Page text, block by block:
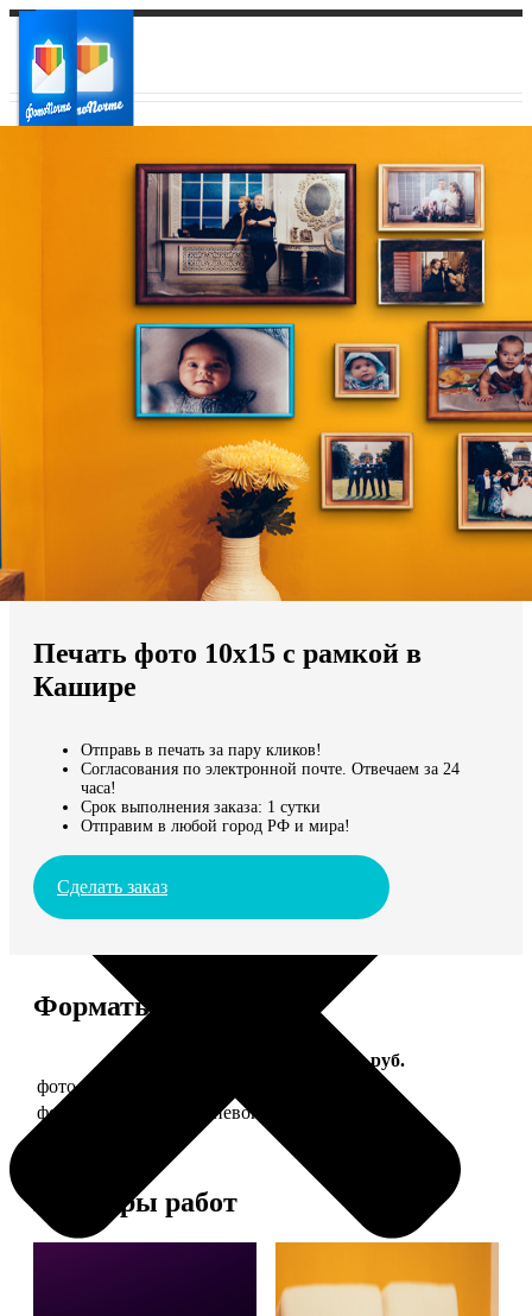
Ваш регион доставки
Выберите из списка:
Мы доставляем по всему миру
Продолжить без города
Печать фото 10х15 с рамкой в
Кашире
Отправь в печать за пару кликов!
Согласования по электронной почте. Отвечаем за 24
часа!
Срок выполнения заказа: 1 сутки
Отправим в любой город РФ и мира!
Сделать заказ
Форматы и цены
Цена, руб.
фото 10х15 в деревянной рамке
фото 10х15 в алюминиевой рамке
Примеры работ